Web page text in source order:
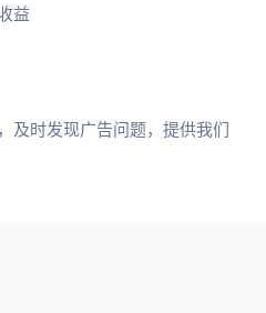
益
及时发现广告问题，提供我们